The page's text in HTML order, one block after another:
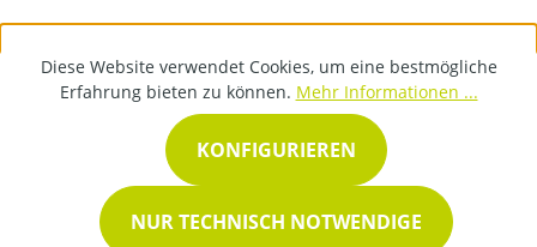
Diese Website verwendet Cookies, um eine bestmögliche
Erfahrung bieten zu können. Mehr Informationen ...
NUR TECHNISCH NOTWENDIGE
KONFIGURIEREN